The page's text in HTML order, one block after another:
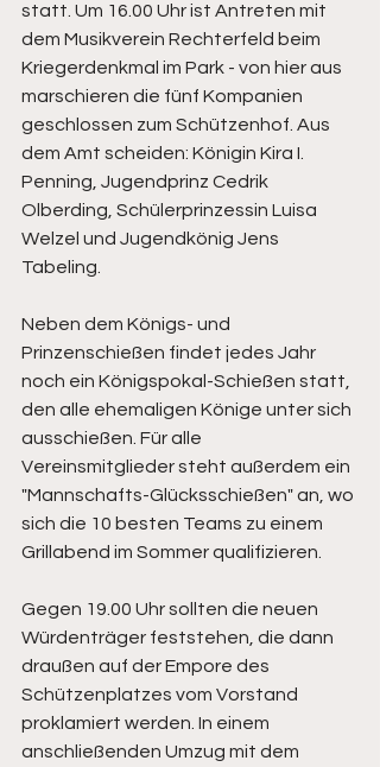
statt. Um 16.00 Uhr ist Antreten mit
dem Musikverein Rechterfeld beim
Kriegerdenkmal im Park - von hier aus
marschieren die fünf Kompanien
geschlossen zum Schützenhof. Aus
dem Amt scheiden: Königin Kira I.
Penning, Jugendprinz Cedrik
Olberding, Schülerprinzessin Luisa
Welzel und Jugendkönig Jens
Tabeling.
Neben dem Königs- und
Prinzenschießen findet jedes Jahr
noch ein Königspokal-Schießen statt,
den alle ehemaligen Könige unter sich
ausschießen. Für alle
Vereinsmitglieder steht außerdem ein
"Mannschafts-Glücksschießen" an, wo
sich die 10 besten Teams zu einem
Grillabend im Sommer qualifizieren.
Gegen 19.00 Uhr sollten die neuen
Würdenträger feststehen, die dann
draußen auf der Empore des
Schützenplatzes vom Vorstand
proklamiert werden. In einem
anschließenden Umzug mit dem